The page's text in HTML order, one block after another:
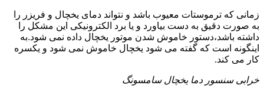
زمانی که ترموستات معیوب باشد و نتواند دمای یخچال و فریزر را
به صورت دقیق به دست بیاورد و یا برد الکترونیکی این مشکل را
داشته باشد،دستور خاموش شدن موتور یخچال داده نمی شود.به
اینگونه است که گفته می شود یخچال خاموش نمی شود و یکسره
کار می کند.
خرابی سنسور دما یخچال سامسونگ